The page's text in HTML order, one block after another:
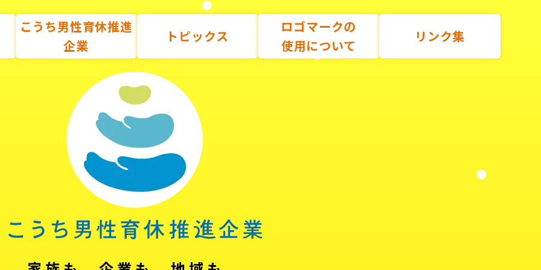
こうち男性育休推進
企業
トピックス
ロゴマークの
使用について
リンク集